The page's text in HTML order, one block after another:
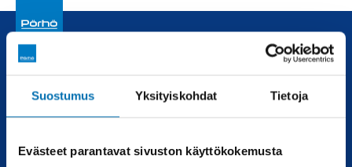
Suostumus Yksityiskohdat Tietoja
Evästeet parantavat sivuston käyttökokemusta
Automyynti Huolto